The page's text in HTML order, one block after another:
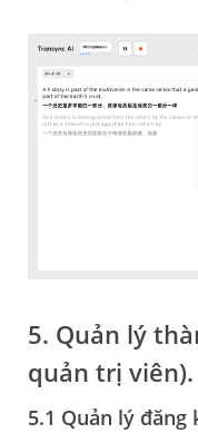
5. Quản lý
quản trị viên).
5.1 Quản lý đăng